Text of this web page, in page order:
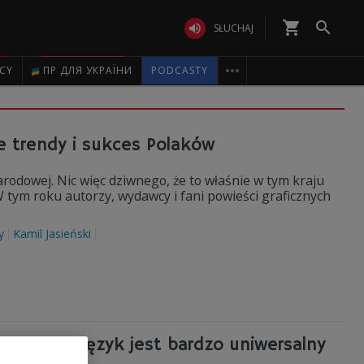
 SŁUCHAJ shopping_cart 
ПР ДЛЯ УКРАЇНИ PODCASTY 
trendy i sukces Polaków
Nic więc dziwnego, że to właśnie w tym kraju
roku autorzy, wydawcy i fani powieści graficznych
Kamil Jasieński
ten język jest bardzo uniwersalny